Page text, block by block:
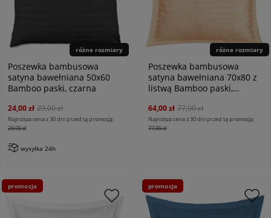
różne rozmiary
Poszewka bambusowa
satyna bawełniana 50x60
Bamboo paski, czarna
24,00 zł 29,00 zł
Najniższa cena z 30 dni przed tą promocją:
29,00 zł
wysyłka 24h
różne rozmiary
Poszewka bambusowa
satyna bawełniana 70x80 z
listwą Bamboo paski,
64,00 zł 77,00 zł
Najniższa cena z 30 dni przed tą promocją:
77,00 zł
promocja promocja